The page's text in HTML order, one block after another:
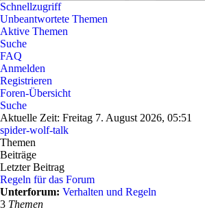
Schnellzugriff
Unbeantwortete Themen
Aktive Themen
Suche
FAQ
Anmelden
Registrieren
Foren-Übersicht
Suche
Aktuelle Zeit: Freitag 7. August 2026, 05:51
spider-wolf-talk
Themen
Beiträge
Letzter Beitrag
Regeln für das Forum
Unterforum: Verhalten und Regeln
3 Themen